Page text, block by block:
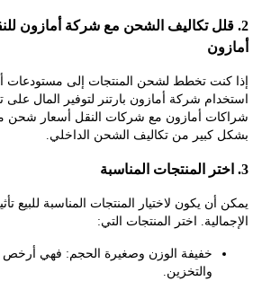
تكاليف الشحن مع شركة أمازون للنقل
تخطط لشحن المنتجات إلى مستودعات
شركة أمازون بارتنر لتوفير المال على تكاليف
أمازون مع شركات النقل أسعار شحن مخفضة،
من تكاليف الشحن الداخلي.
اختر المنتجات التي:
خفيفة الوزن وصغيرة الحجم: فهي أرخص في
والتخزين.